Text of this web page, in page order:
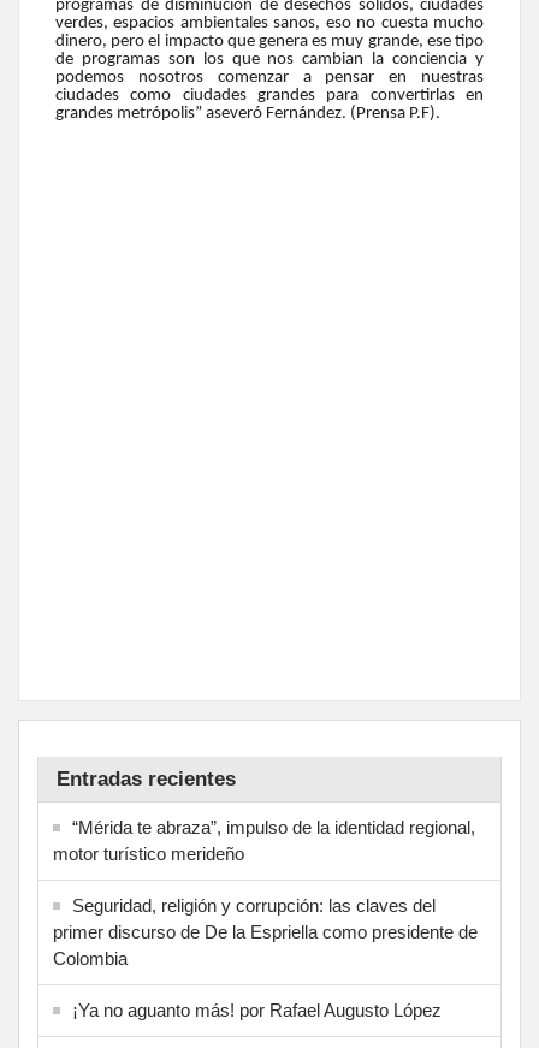
programas de disminución de desechos sólidos, ciudades
verdes, espacios ambientales sanos, eso no cuesta mucho
dinero, pero el impacto que genera es muy grande, ese tipo
de programas son los que nos cambian la conciencia y
podemos nosotros comenzar a pensar en nuestras
ciudades como ciudades grandes para convertirlas en
grandes metrópolis” aseveró Fernández. (Prensa P.F).
Entradas recientes
“Mérida te abraza”, impulso de la identidad regional,
motor turístico merideño
Seguridad, religión y corrupción: las claves del
primer discurso de De la Espriella como presidente de
Colombia
¡Ya no aguanto más! por Rafael Augusto López